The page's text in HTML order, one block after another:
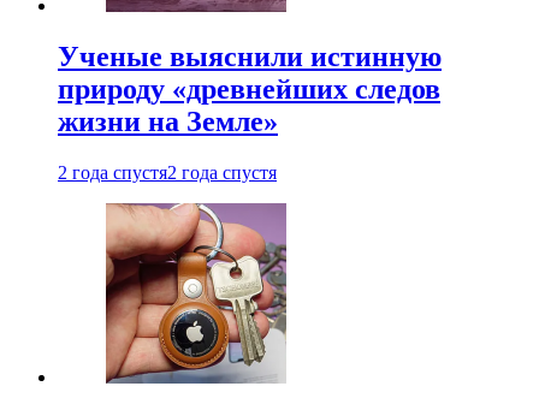
Ученые выяснили истинную
природу «древнейших следов
жизни на Земле»
2 года спустя2 года спустя